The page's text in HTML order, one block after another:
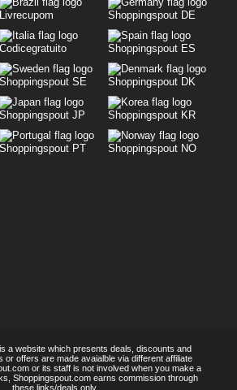
Livrecupom Shoppingspout DE
Codicegratuito Shoppingspout ES
Shoppingspout SE Shoppingspout DK
Shoppingspout JP Shoppingspout KR
Shoppingspout PT Shoppingspout NO
a website which presents deals, discounts and
or offers are made avaialble via different affiliate
or its staff is not involved when you make a
Shoppingspout.com earns commission through
these links/deals only.